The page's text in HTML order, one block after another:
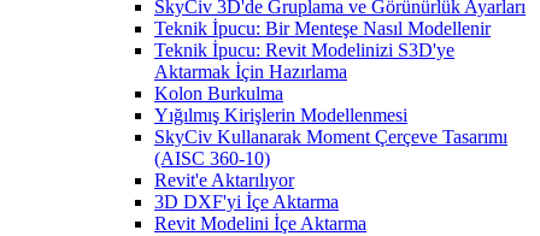
SkyCiv 3D'de Gruplama ve Görünürlük Ayarları
Teknik İpucu: Bir Menteşe Nasıl Modellenir
Teknik İpucu: Revit Modelinizi S3D'ye
Aktarmak İçin Hazırlama
Kolon Burkulma
Yığılmış Kirişlerin Modellenmesi
SkyCiv Kullanarak Moment Çerçeve Tasarımı
(AISC 360-10)
Revit'e Aktarılıyor
3D DXF'yi İçe Aktarma
Revit Modelini İçe Aktarma